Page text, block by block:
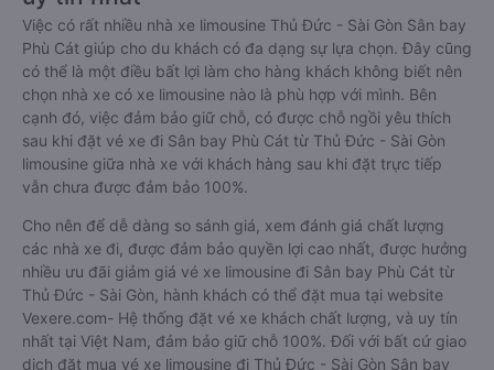
Việc có rất nhiều nhà xe limousine Thủ Đức - Sài Gòn Sân bay
Phù Cát giúp cho du khách có đa dạng sự lựa chọn. Đây cũng
có thể là một điều bất lợi làm cho hàng khách không biết nên
chọn nhà xe có xe limousine nào là phù hợp với mình. Bên
cạnh đó, việc đảm bảo giữ chỗ, có được chỗ ngồi yêu thích
sau khi đặt vé xe đi Sân bay Phù Cát từ Thủ Đức - Sài Gòn
limousine giữa nhà xe với khách hàng sau khi đặt trực tiếp
vẫn chưa được đảm bảo 100%.
Cho nên để dễ dàng so sánh giá, xem đánh giá chất lượng
các nhà xe đi, được đảm bảo quyền lợi cao nhất, được hưởng
nhiều ưu đãi giảm giá vé xe limousine đi Sân bay Phù Cát từ
Thủ Đức - Sài Gòn, hành khách có thể đặt mua tại website
Vexere.com- Hệ thống đặt vé xe khách chất lượng, và uy tín
nhất tại Việt Nam, đảm bảo giữ chỗ 100%. Đối với bất cứ giao
dịch đặt mua vé xe limousine đi Thủ Đức - Sài Gòn Sân bay